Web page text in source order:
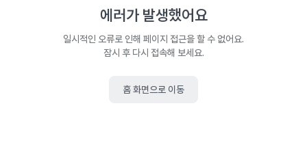
에러가 발생했어요
일시적인 오류로 인해 페이지 접근을 할 수 없어요.
잠시 후 다시 접속해 보세요.
홈 화면으로 이동